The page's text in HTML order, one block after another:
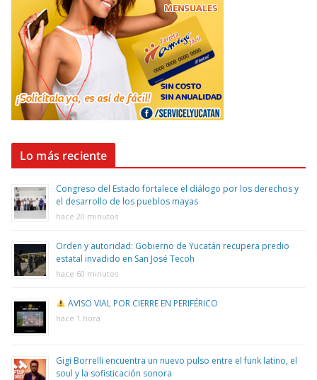
Lo más reciente
Congreso del Estado fortalece el diálogo por los derechos y
el desarrollo de los pueblos mayas
hace 20 minutos
Orden y autoridad: Gobierno de Yucatán recupera predio
estatal invadido en San José Tecoh
hace 60 minutos
AVISO VIAL POR CIERRE EN PERIFÉRICO
hace 1 hora
Gigi Borrelli encuentra un nuevo pulso entre el funk latino, el
soul y la sofisticación sonora